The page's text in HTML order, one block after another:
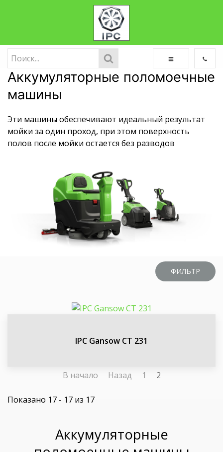
Аккумуляторные поломоечные
машины
Эти машины обеспечивают идеальный результат
мойки за один проход, при этом поверхность
полов после мойки остается без разводов
ФИЛЬТР
IPC Gansow CT 231
В начало Назад 1 2
Показано 17 - 17 из 17
Аккумуляторные